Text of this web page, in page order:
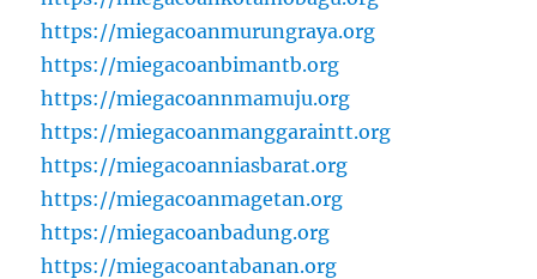
https://miegacoanmurungraya.org
https://miegacoanbimantb.org
https://miegacoannmamuju.org
https://miegacoanmanggaraintt.org
https://miegacoanniasbarat.org
https://miegacoanmagetan.org
https://miegacoanbadung.org
https://miegacoantabanan.org